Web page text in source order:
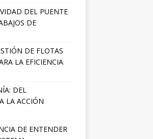
DEL PUENTE
DE
DE FLOTAS
LA EFICIENCIA
DEL
LA ACCIÓN
DE ENTENDER